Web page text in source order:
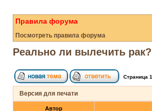
Правила форума
Посмотреть правила форума
Реально ли вылечить рак?
Страница 1
Версия для печати
Автор